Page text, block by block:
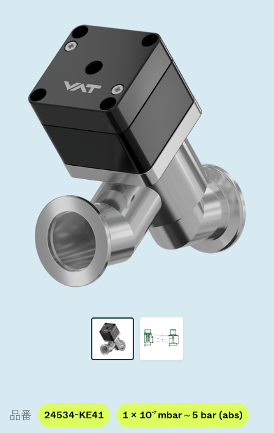
真空バタフライバルブ
真空振り子式バルブ
圧力リリーフ／ベントバルブ
ガス封入弁
3ポジションバルブ
バキュームチェックバルブ
緊急遮断/ビームストッパーバルブ
真空オールメタルバルブ
真空トランスファーバルブ
真空マルチバルブユニット
真空バルブ技術
OLEDのインクジェット印刷
サブファブシステム
医薬品の凍結乾燥
研究分野
あなたのアプリケーション
VATサービスセンター
General Meeting
Event calendar
Analyst coverage
Contact for investors
News services
サプライチェーンマネジメント
ダウンロード
Glossary
品番 24534-KE41 1 × 10-7 mbar～5 bar (abs)